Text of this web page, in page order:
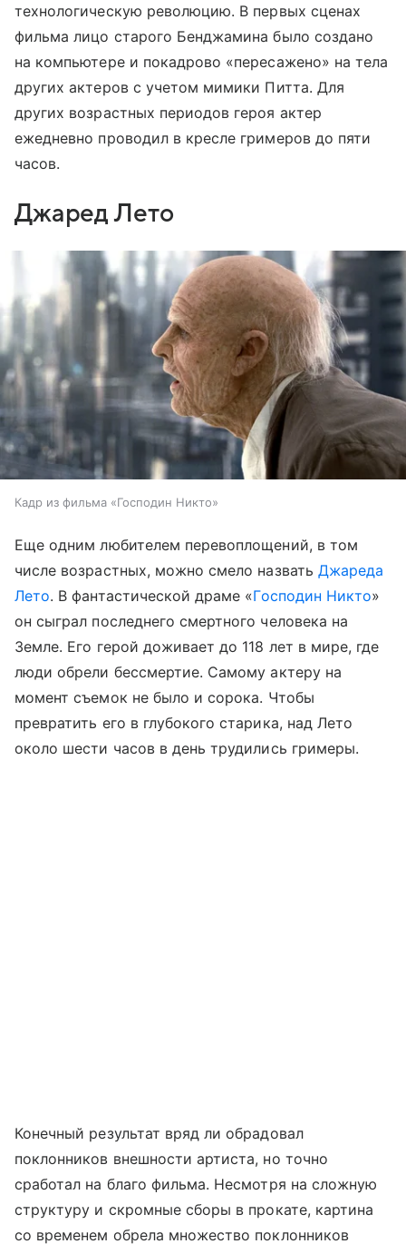
технологическую революцию. В первых сценах
фильма лицо старого Бенджамина было создано
на компьютере и покадрово «пересажено» на тела
других актеров с учетом мимики Питта. Для
других возрастных периодов героя актер
ежедневно проводил в кресле гримеров до пяти
часов.
Джаред Лето
Кадр из фильма «Господин Никто»
Еще одним любителем перевоплощений, в том
числе возрастных, можно смело назвать Джареда
Лето. В фантастической драме «Господин Никто»
он сыграл последнего смертного человека на
Земле. Его герой доживает до 118 лет в мире, где
люди обрели бессмертие. Самому актеру на
момент съемок не было и сорока. Чтобы
превратить его в глубокого старика, над Лето
около шести часов в день трудились гримеры.
Конечный результат вряд ли обрадовал
поклонников внешности артиста, но точно
сработал на благо фильма. Несмотря на сложную
структуру и скромные сборы в прокате, картина
со временем обрела множество поклонников